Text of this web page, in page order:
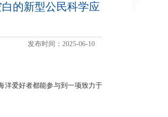
的新型公民科学应
发布时间：2025-06-10
洋爱好者都能参与到一项致力于